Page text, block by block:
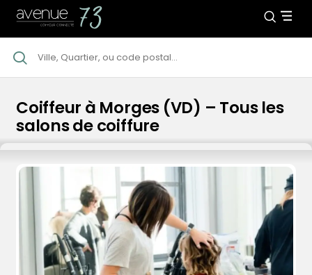
Coiffeur à Morges (VD) – Tous les
salons de coiffure